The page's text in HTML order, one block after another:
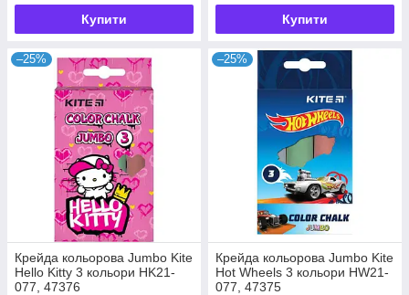
Купити Купити
–25%
Крейда кольорова Jumbo Kite
Hello Kitty 3 кольори HK21-
077, 47376
–25%
Крейда кольорова Jumbo Kite
Hot Wheels 3 кольори HW21-
077, 47375